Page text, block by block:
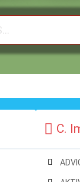
C.